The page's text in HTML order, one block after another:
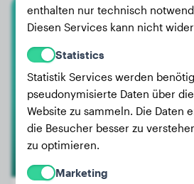
Französische
enthalten nur technisch
Diesen Services kann nicht
Statistics
Statistik Services werden
pseudonymisierte Daten über
Website zu sammeln. Die Daten
die Besucher besser zu
zu optimieren.
Marketing